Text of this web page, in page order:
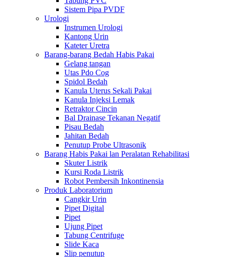
Sistem Pipa PVDF
Urologi
Instrumen Urologi
Kantong Urin
Kateter Uretra
Barang-barang Bedah Habis Pakai
Gelang tangan
Utas Pdo Cog
Spidol Bedah
Kanula Uterus Sekali Pakai
Kanula Injeksi Lemak
Retraktor Cincin
Bal Drainase Tekanan Negatif
Pisau Bedah
Jahitan Bedah
Penutup Probe Ultrasonik
Barang Habis Pakai lan Peralatan Rehabilitasi
Skuter Listrik
Kursi Roda Listrik
Robot Pembersih Inkontinensia
Produk Laboratorium
Cangkir Urin
Pipet Digital
Pipet
Ujung Pipet
Tabung Centrifuge
Slide Kaca
Slip penutup